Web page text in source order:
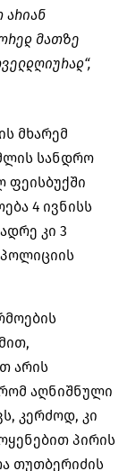
არიან
მათზე
მხარემ
სანდრო
ფეისბუქში
4 ივნისს
კი 3
არის
აღნიშნული
კერძოდ, კი
პირის
თუთბერიძის